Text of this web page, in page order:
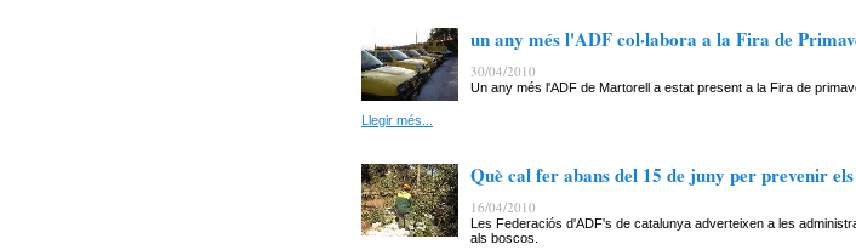
un any més l'ADF col·labora a la Fira de
30/04/2010
Un any més l'ADF de Martorell a estat present a la Fira de
Llegir més...
Què cal fer abans del 15 de juny per prevenir
16/04/2010
Les Federaciós d'ADF's de catalunya adverteixen a les
als boscos.